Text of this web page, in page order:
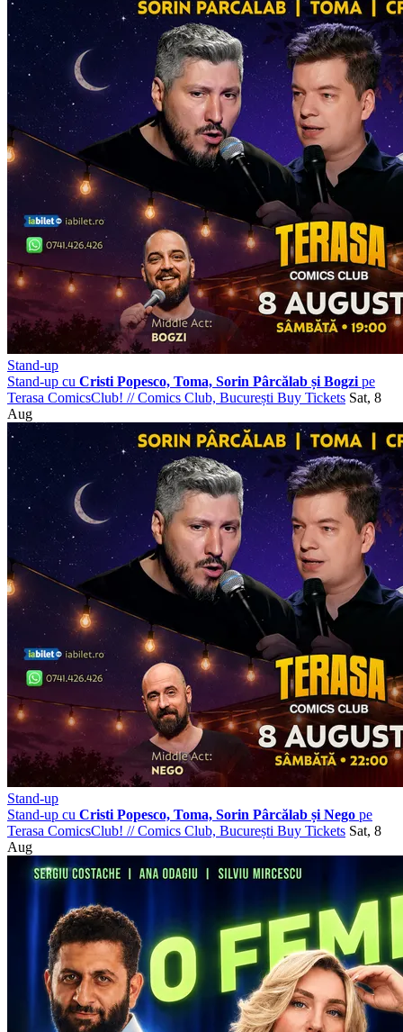
Stand-up
Stand-up cu Cristi Popesco, Toma, Sorin Pârcălab și Bogzi pe
Terasa ComicsClub! //Comics Club, București Buy Tickets Sat, 8
Aug
Stand-up
Stand-up cu Cristi Popesco, Toma, Sorin Pârcălab și Nego pe
Terasa ComicsClub! //Comics Club, București Buy Tickets Sat, 8
Aug